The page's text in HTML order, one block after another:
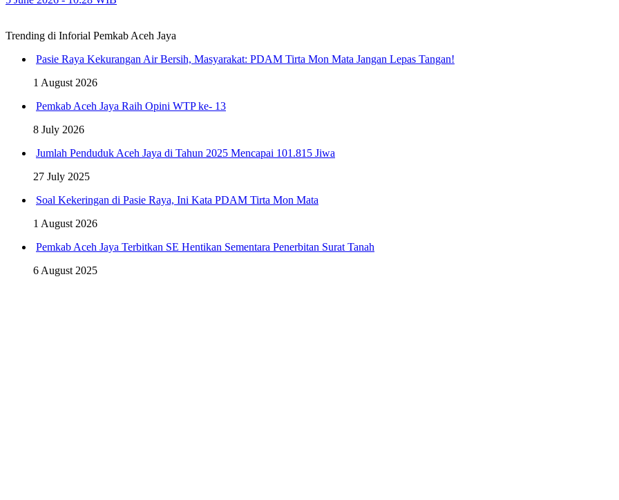
Trending di Inforial Pemkab Aceh Jaya
Pasie Raya Kekurangan Air Bersih, Masyarakat: PDAM Tirta Mon Mata Jangan Lepas Tangan!
1 August 2026
Pemkab Aceh Jaya Raih Opini WTP ke- 13
8 July 2026
Jumlah Penduduk Aceh Jaya di Tahun 2025 Mencapai 101.815 Jiwa
27 July 2025
Soal Kekeringan di Pasie Raya, Ini Kata PDAM Tirta Mon Mata
1 August 2026
Pemkab Aceh Jaya Terbitkan SE Hentikan Sementara Penerbitan Surat Tanah
6 August 2025